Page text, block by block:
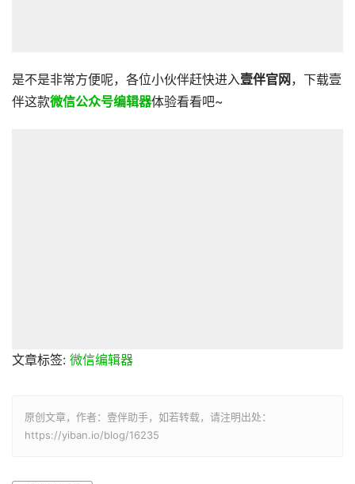
是不是非常方便呢，各位小伙伴赶快进入壹伴官网 ，下载壹
伴这款微信公众号编辑器体验看看吧~
文章标签: 微信编辑器
原创文章，作者：壹伴助手，如若转载，请注明出处：
https://yiban.io/blog/16235